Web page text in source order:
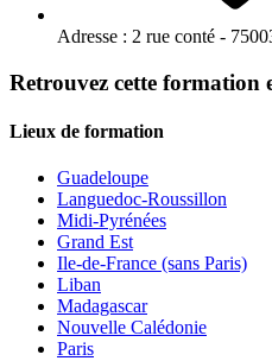
Adresse : 2 rue conté -
Retrouvez cette formation
Lieux de formation
Guadeloupe
Languedoc-Roussillon
Midi-Pyrénées
Grand Est
Ile-de-France (sans Paris)
Liban
Madagascar
Nouvelle Calédonie
Paris